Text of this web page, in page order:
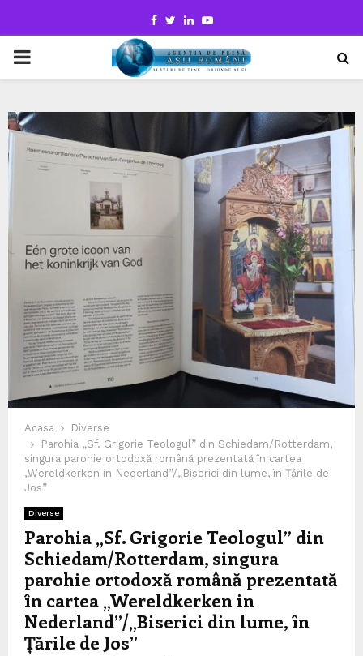
Facebook
TwitterLinkedinYoutube
PRIMARY
Acasa
Diverse
Parohia „Sf. Grigorie Teologul” din Schiedam/Rotterdam,
singura parohie ortodoxă română prezentată în cartea
„Wereldkerken in Nederland”/„Biserici din lume, în Țările de
Jos”
Diverse
Parohia „Sf. Grigorie Teologul” din
Schiedam/Rotterdam, singura
parohie ortodoxă română prezentată
în cartea „Wereldkerken in
Nederland”/„Biserici din lume, în
Țările de Jos”